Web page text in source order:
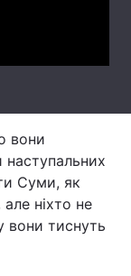
вони
наступальних
Суми, як
ніхто не
вони тиснуть